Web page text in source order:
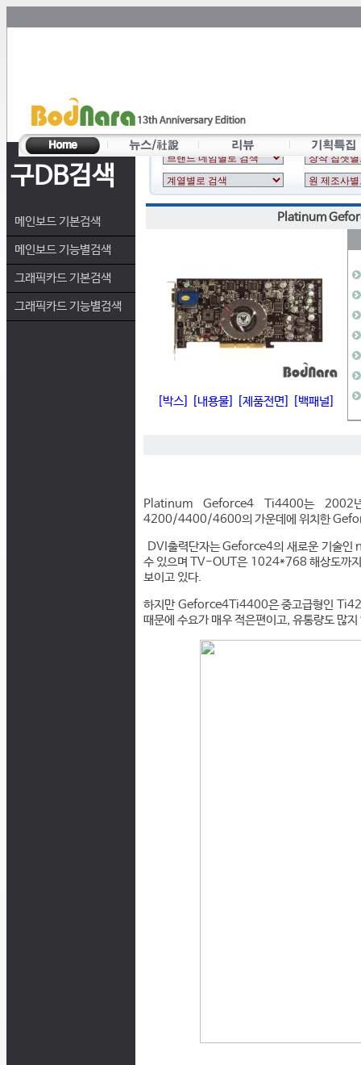
구DB검색
메인보드 기본검색
메인보드 기능별검색
그래픽카드 기본검색
그래픽카드 기능별검색
Platinum
[박스] [내용물] [제품전면] [백패널]
Platinum Geforce4 Ti4400는 2002
4200/4400/4600의 가운데에 위치한
DVI출력단자는 Geforce4의 새로운 기술
수 있으며 TV-OUT은 1024*768 해상도까지
보이고 있다.
하지만 Geforce4Ti4400은 중고급형인
때문에 수요가 매우 적은편이고, 유통량도 많지